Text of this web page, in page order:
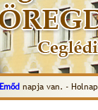
Emőd napja van. - Holnap